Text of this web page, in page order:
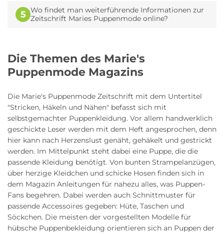
Die Themen des Marie's
Puppenmode Magazins
Die Marie's Puppenmode Zeitschrift mit dem Untertitel
"Stricken, Häkeln und Nähen" befasst sich mit
selbstgemachter Puppenkleidung. Vor allem handwerklich
geschickte Leser werden mit dem Heft angesprochen, denn
hier kann nach Herzenslust genäht, gehäkelt und gestrickt
werden. Im Mittelpunkt steht dabei eine Puppe, die die
passende Kleidung benötigt. Von bunten Strampelanzügen,
über herzige Kleidchen und schicke Hosen finden sich in
dem Magazin Anleitungen für nahezu alles, was Puppen-
Fans begehren. Dabei werden auch Schnittmuster für
passende Accessoires gegeben: Hüte, Taschen und
Söckchen. Die meisten der vorgestellten Modelle für
hübsche Puppenbekleidung orientieren sich an Puppen der
5 Wo findet man weiterführende Informationen zur
Zeitschrift Maries Puppenmode online?